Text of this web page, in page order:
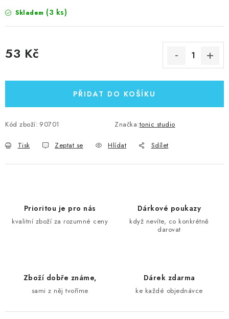
Skladem (3 ks)
53 Kč
PŘIDAT DO KOŠÍKU
Kód zboží: 90701 Značka:tonic studio
Tisk Zeptat se Hlídat Sdílet
Prioritou je pro nás
kvalitní zboží za rozumné ceny
Dárkové poukazy
když nevíte, co konkrétně
darovat
Zboží dobře známe,
sami z něj tvoříme
Dárek zdarma
ke každé objednávce